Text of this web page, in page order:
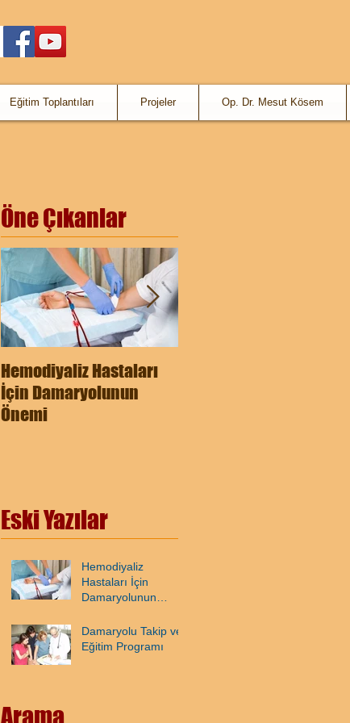
Eğitim Toplantıları Projeler Op. Dr. Mesut Kösem
Öne Çıkanlar
Hemodiyaliz Hastaları
İçin Damaryolunun
Önemi
Eski Yazılar
Hemodiyaliz
Hastaları İçin
Damaryolunun
Damaryolu Takip ve
Eğitim Programı
Arama